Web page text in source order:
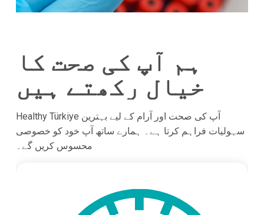
ہم آپ کی صحت کا
خیال رکھتے ہیں
Healthy Türkiye آپ کی صحت اور آرام کے لیے بہترین
سہولیات فراہم کرتا ہے۔ ہمارے ساتھ آپ خود کو خصوصی
محسوس کریں گے۔